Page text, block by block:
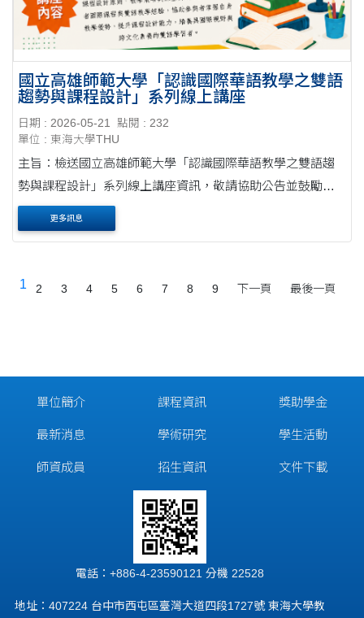
國立高雄師範大學「認識國際華語教學之雙語
趨勢與課程設計」系列線上講座
日期 : 2026-05-21
點閱 : 232
單位 : 東海大學THU
主旨：檢送國立高雄師範大學「認識國際華語教學之雙語趨
勢與課程設計」系列線上講座資訊，敬請協助公告並鼓勵所
屬人員踴躍參加，請查照。公文 說明： 一、為協助教師與師
資培育生掌握國際華語教育與雙語課程發展....
更多訊息
1 2 3 4 5 6 7 8 9 下一頁 最後一頁
單位簡介
最新消息
師資成員
課程資訊
學術研究
招生資訊
獎助學金
學生活動
文件下載
電話：+886-4-23590121 分機 22528
地址：407224 台中市西屯區臺灣大道四段1727號 東海大學教